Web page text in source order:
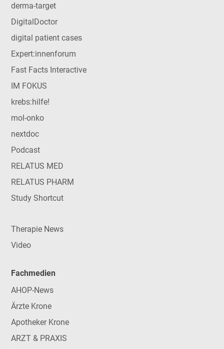
derma-target
DigitalDoctor
digital patient cases
Expert:innenforum
Fast Facts Interactive
IM FOKUS
krebs:hilfe!
mol-onko
nextdoc
Podcast
RELATUS MED
RELATUS PHARM
Study Shortcut
Therapie News
Video
Fachmedien
AHOP-News
Ärzte Krone
Apotheker Krone
ARZT & PRAXIS